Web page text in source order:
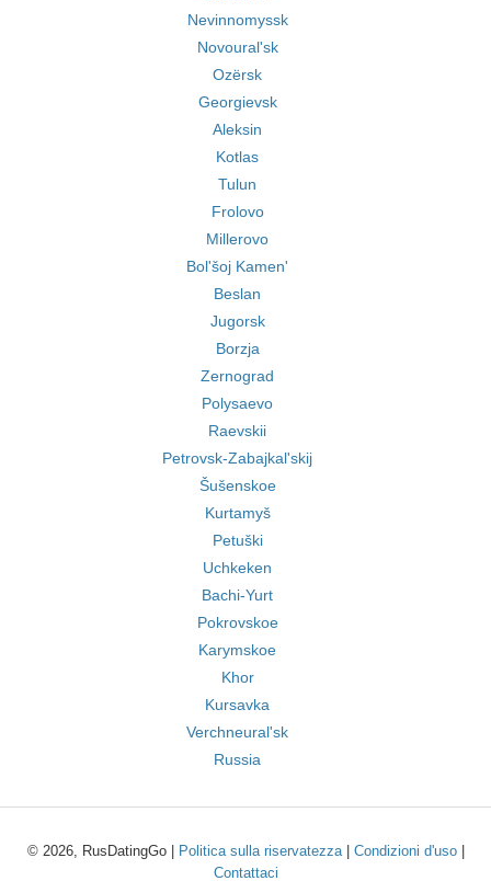
Nevinnomyssk
Novoural'sk
Ozërsk
Georgievsk
Aleksin
Kotlas
Tulun
Frolovo
Millerovo
Bol'šoj Kamen'
Beslan
Jugorsk
Borzja
Zernograd
Polysaevo
Raevskii
Petrovsk-Zabajkal'skij
Šušenskoe
Kurtamyš
Petuški
Uchkeken
Bachi-Yurt
Pokrovskoe
Karymskoe
Khor
Kursavka
Verchneural'sk
Russia
© 2026, RusDatingGo | Politica sulla riservatezza| Condizioni d'uso|
Contattaci